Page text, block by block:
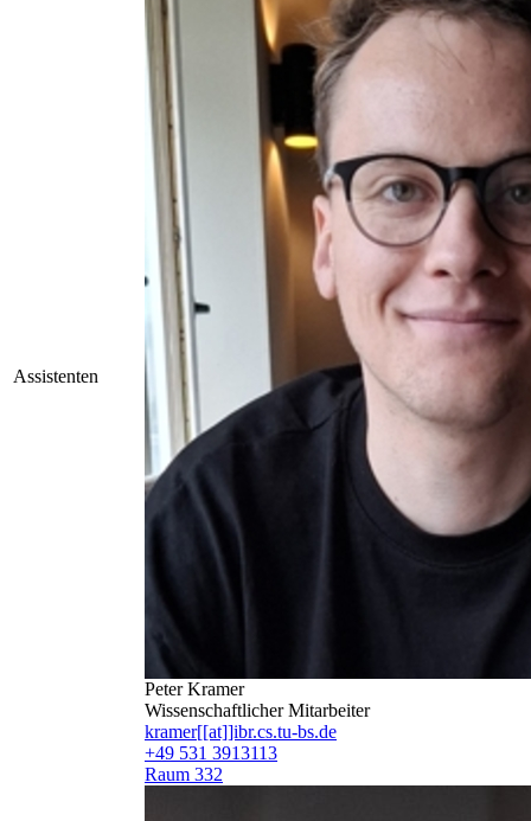
Assistenten
Peter Kramer
Wissenschaftlicher Mitarbeiter
kramer[[at]]ibr.cs.tu-bs.de
+49 531 3913113
Raum 332